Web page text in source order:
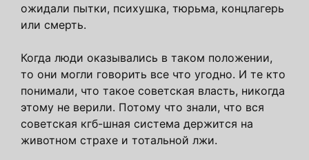
ожидали пытки, психушка, тюрьма, концлагерь
или смерть.
Когда люди оказывались в таком положении,
то они могли говорить все что угодно. И те кто
понимали, что такое советская власть, никогда
этому не верили. Потому что знали, что вся
советская кгб-шная система держится на
животном страхе и тотальной лжи.